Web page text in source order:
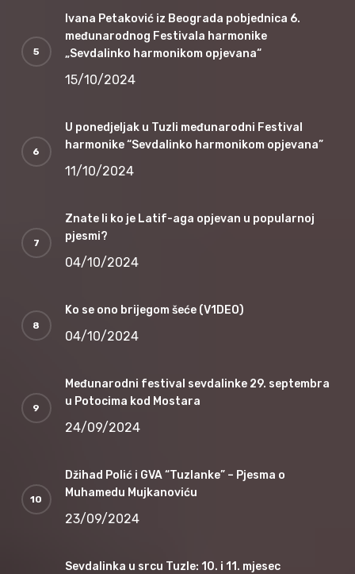
Ivana Petaković iz Beograda pobjednica 6.
međunarodnog Festivala harmonike
„Sevdalinko harmonikom opjevana“
15/10/2024
U ponedjeljak u Tuzli međunarodni Festival
harmonike “Sevdalinko harmonikom opjevana”
11/10/2024
Znate li ko je Latif-aga opjevan u popularnoj
pjesmi?
04/10/2024
Ko se ono brijegom šeće (V1DEO)
04/10/2024
Međunarodni festival sevdalinke 29. septembra
u Potocima kod Mostara
24/09/2024
Džihad Polić i GVA “Tuzlanke” – Pjesma o
Muhamedu Mujkanoviću
23/09/2024
Sevdalinka u srcu Tuzle: 10. i 11. mjesec